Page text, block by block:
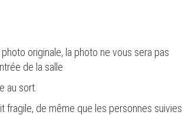
originale, la photo ne vous sera pas
de la salle
au sort.
fragile, de même que les personnes suivies